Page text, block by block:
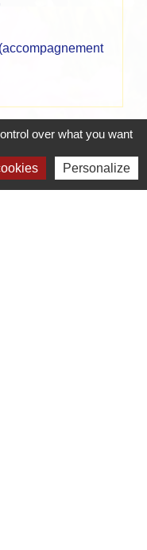
open_in_new
over what you want
Personalize